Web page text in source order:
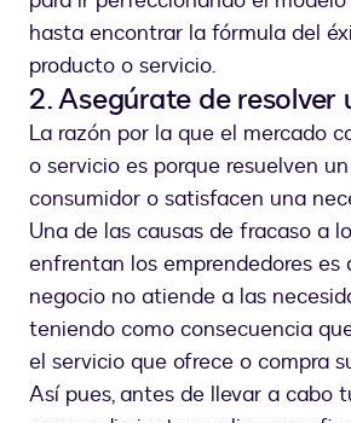
hasta encontrar la fórmula del
producto o servicio.
2. Asegúrate de resolver
La razón por la que el mercado
o servicio es porque resuelven
consumidor o satisfacen una
Una de las causas de fracaso a
enfrentan los emprendedores es
negocio no atiende a las
teniendo como consecuencia
el servicio que ofrece o compra
Así pues, antes de llevar a cabo